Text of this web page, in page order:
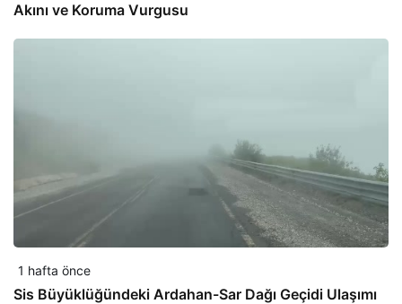
Akını ve Koruma Vurgusu
1 hafta önce
Sis Büyüklüğündeki Ardahan-Sar Dağı Geçidi Ulaşımı